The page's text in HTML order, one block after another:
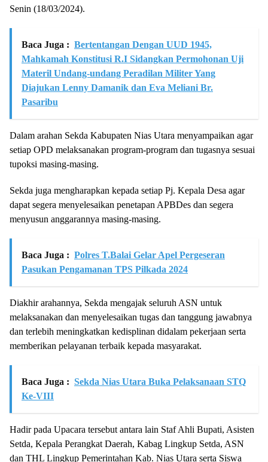
Senin (18/03/2024).
Baca Juga : Bertentangan Dengan UUD 1945,
Mahkamah Konstitusi R.I Sidangkan Permohonan Uji
Materil Undang-undang Peradilan Militer Yang
Diajukan Lenny Damanik dan Eva Meliani Br.
Pasaribu
Dalam arahan Sekda Kabupaten Nias Utara menyampaikan agar
setiap OPD melaksanakan program-program dan tugasnya sesuai
tupoksi masing-masing.
Sekda juga mengharapkan kepada setiap Pj. Kepala Desa agar
dapat segera menyelesaikan penetapan APBDes dan segera
menyusun anggarannya masing-masing.
Baca Juga : Polres T.Balai Gelar Apel Pergeseran
Pasukan Pengamanan TPS Pilkada 2024
Diakhir arahannya, Sekda mengajak seluruh ASN untuk
melaksanakan dan menyelesaikan tugas dan tanggung jawabnya
dan terlebih meningkatkan kedisplinan didalam pekerjaan serta
memberikan pelayanan terbaik kepada masyarakat.
Baca Juga : Sekda Nias Utara Buka Pelaksanaan STQ
Ke-VIII
Hadir pada Upacara tersebut antara lain Staf Ahli Bupati, Asisten
Setda, Kepala Perangkat Daerah, Kabag Lingkup Setda, ASN
dan THL Lingkup Pemerintahan Kab. Nias Utara serta Siswa